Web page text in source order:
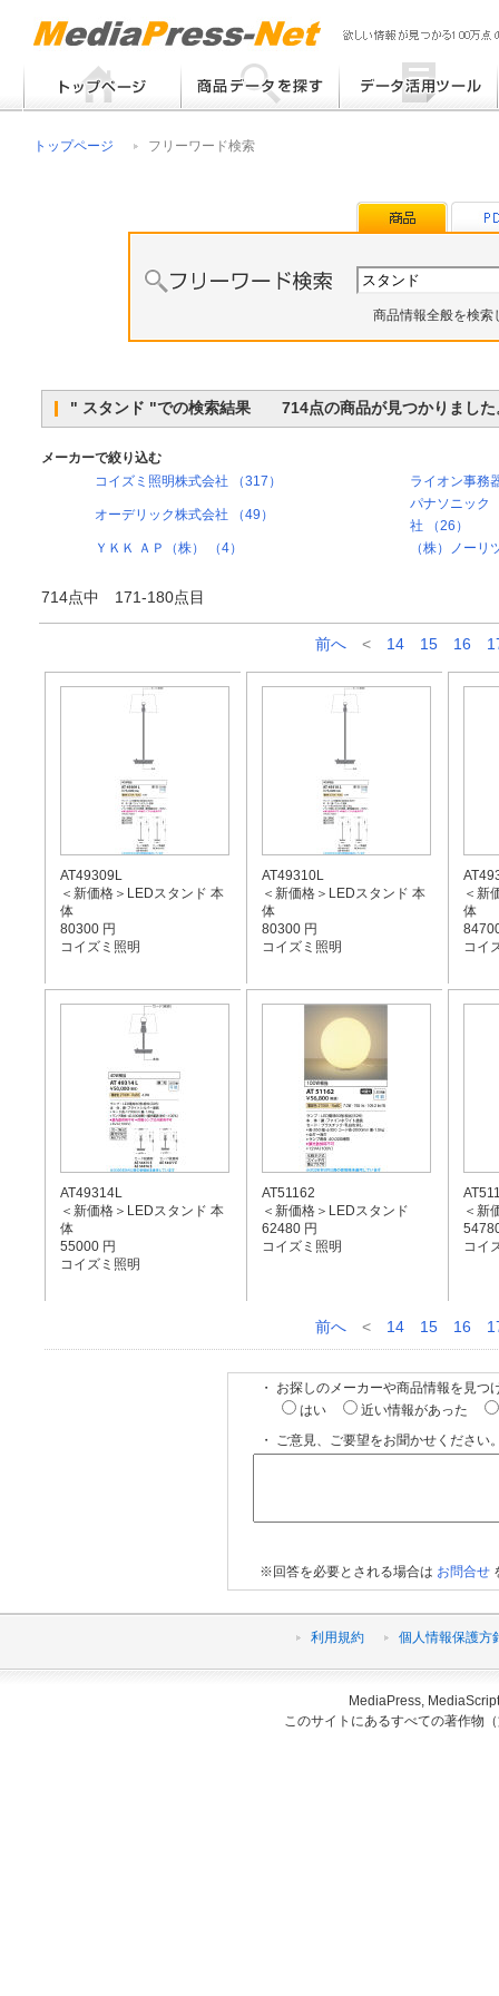
メーカー別検索
トップページ フリーワード検索
商品情報全般を検索
" スタンド "での検索結果 714点の商品が見つかりました
メーカーで絞り込む
コイズミ照明株式会社 （317）
ライオン事務
オーデリック株式会社 （49）
パナソニック
社 （26）
ＹＫＫ ＡＰ（株） （4）
（株）ノーリ
714点中 171-180点目
前へ < 14 15 16
AT49309L
＜新価格＞LEDスタンド 本
体
80300 円
コイズミ照明
AT49310L
＜新価格＞LEDスタンド 本
体
80300 円
コイズミ照明
＜新
体
コイ
AT49314L
＜新価格＞LEDスタンド 本
体
55000 円
コイズミ照明
AT51162
＜新価格＞LEDスタンド
62480 円
コイズミ照明
＜新
コイ
前へ < 14 15 16
・ お探しのメーカーや商品情報を見つ
はい
近い情報があった
・ ご意見、ご要望をお聞かせください
※回答を必要とされる場合は お問合せ
利用規約 個人情報保護方
MediaPress,
このサイトにあるすべての著作物